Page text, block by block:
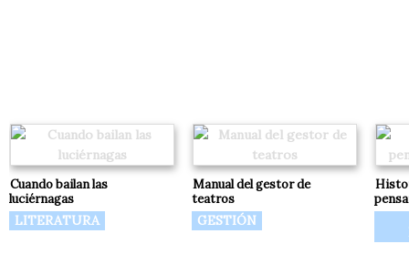
Cuando bailan las
luciérnagas
LITERATURA
Manual del gestor de
teatros
GESTIÓN